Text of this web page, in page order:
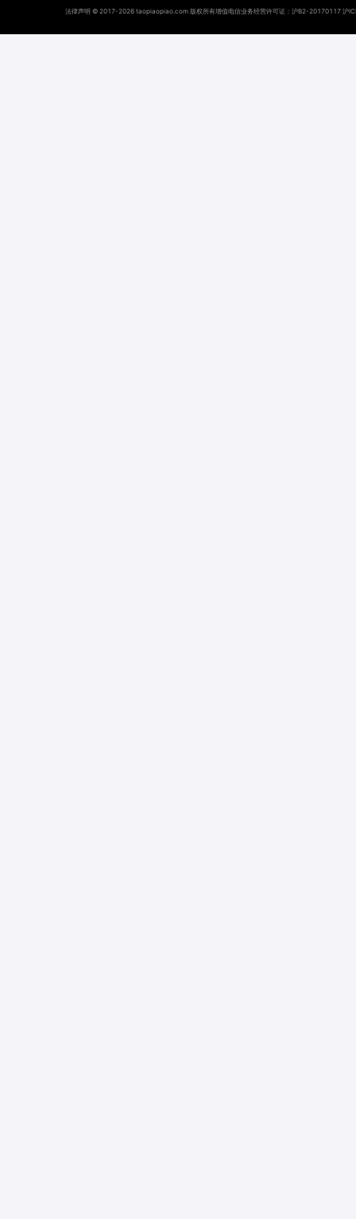
法律声明 © 2017- 2026taopiaopiao.com 版权所有增值电信业务经营许可证：沪B2-20170117 沪